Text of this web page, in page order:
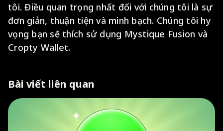
tôi. Điều quan trọng nhất đối với chúng tôi là sự
đơn giản, thuận tiện và minh bạch. Chúng tôi hy
vọng bạn sẽ thích sử dụng Mystique Fusion và
Cropty Wallet.
Bài viết liên quan